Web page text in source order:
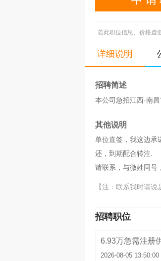
若此职位信息、价格虚
详细说明
招聘简述
本公司急招江西-南
其他说明
单位直签，我这边承
还，到期配合转注.
请联系，与微姓同号
【注：联系我时请说
招聘职位
2026-08-05 13:50:00